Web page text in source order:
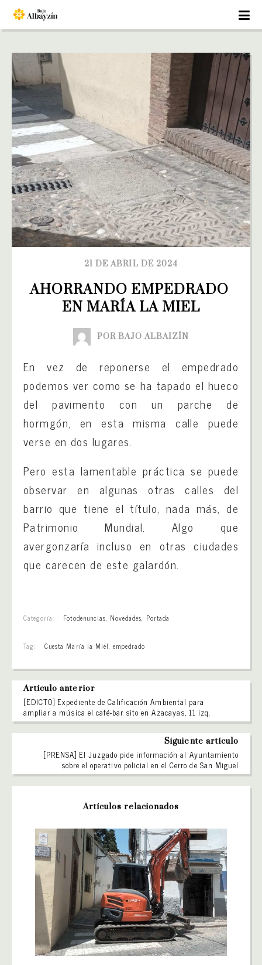
21 DE ABRIL DE 2024
AHORRANDO EMPEDRADO
EN MARÍA LA MIEL
POR BAJO ALBAIZÍN
En vez de reponerse el empedrado
podemos ver como se ha tapado el hueco
del pavimento con un parche de
hormgón, en esta misma calle puede
verse en dos lugares.
Pero esta lamentable práctica se puede
observar en algunas otras calles del
barrio que tiene el título, nada más, de
Patrimonio Mundial. Algo que
avergonzaría incluso en otras ciudades
que carecen de este galardón.
Categoría: Fotodenuncias Novedades Portada
Tag: Cuesta María la Miel ,empedrado
Artículo anterior
[EDICTO] Expediente de Calificación Ambiental para
ampliar a música el café-bar sito en Azacayas, 11 izq.
Siguiente artículo
[PRENSA] El Juzgado pide información al Ayuntamiento
sobre el operativo policial en el Cerro de San Miguel
Artículos relacionados